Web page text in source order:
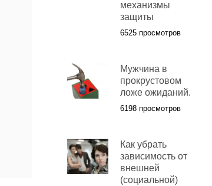
механизмы
защиты
6525 просмотров
Мужчина в
прокрустовом
ложе ожиданий.
6198 просмотров
Как убрать
зависимость от
внешней
(социальной)